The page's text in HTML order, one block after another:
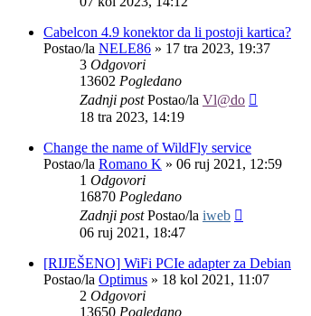
Cabelcon 4.9 konektor da li postoji kartica?
Postao/la NELE86 » 17 tra 2023, 19:37
3 Odgovori
13602 Pogledano
Zadnji postPostao/la Vl@do
18 tra 2023, 14:19
Change the name of WildFly service
Postao/la Romano K » 06 ruj 2021, 12:59
1 Odgovori
16870 Pogledano
Zadnji postPostao/la iweb
06 ruj 2021, 18:47
[RIJEŠENO] WiFi PCIe adapter za Debian
Postao/la Optimus » 18 kol 2021, 11:07
2 Odgovori
13650 Pogledano